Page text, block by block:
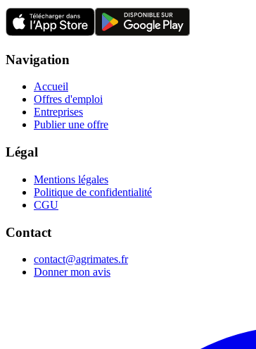
Navigation
Accueil
Offres d'emploi
Entreprises
Publier une offre
Légal
Mentions légales
Politique de confidentialité
CGU
Contact
contact@agrimates.fr
Donner mon avis